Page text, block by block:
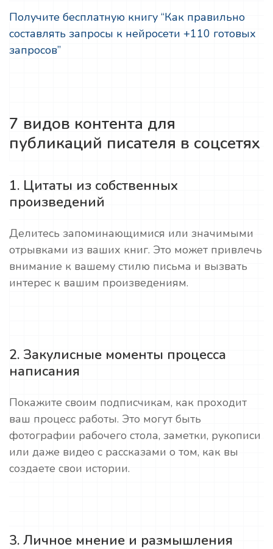
Получите бесплатную книгу “Как правильно
составлять запросы к нейросети +110 готовых
запросов”
7 видов контента для
публикаций писателя в соцсетях
1. Цитаты из собственных
произведений
Делитесь запоминающимися или значимыми
отрывками из ваших книг. Это может привлечь
внимание к вашему стилю письма и вызвать
интерес к вашим произведениям.
2. Закулисные моменты процесса
написания
Покажите своим подписчикам, как проходит
ваш процесс работы. Это могут быть
фотографии рабочего стола, заметки, рукописи
или даже видео с рассказами о том, как вы
создаете свои истории.
3. Личное мнение и размышления